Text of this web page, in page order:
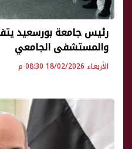
رئيس جامعة بورسعيد
والمستشفى الجامعي
الأربعاء 18/02/2026 08:30 م